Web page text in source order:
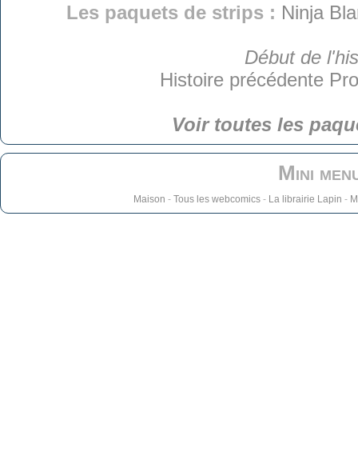
Les paquets de strips : Ninja
Début de
Histoire précédente
Voir toutes les
Mini
Maison - Tous les webcomics- La librairie Lapin -